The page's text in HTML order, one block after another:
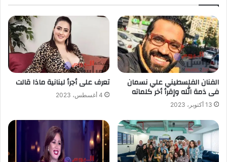
الفنان الفلسطيني علي نسمان
فى ذمة الله وإقرأ أخر كلماته
13 أكتوبر، 2023
تعرف على أجرأ لبنانية ماذا قالت
4 أغسطس، 2023